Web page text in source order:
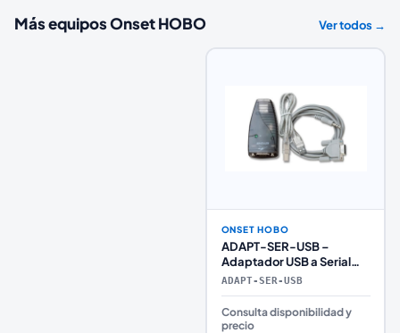
Más equiposOnset HOBO Ver todos →
ONSET HOBO
ADAPT-SER-USB –
Adaptador USB a Serial
RS-232 para Dataloggers
ADAPT-SER-USB
Consulta disponibilidad y
precio